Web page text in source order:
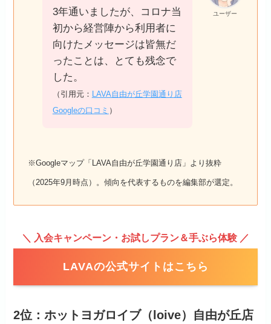
ユーザー
3年通いましたが、コロナ当
初から経営陣から利用者に
向けたメッセージは皆無だ
ったことは、とても残念で
した。
（引用元： LAVA自由が丘学園通り店
Googleの口コミ ）
※Googleマップ「LAVA自由が丘学園通り店」より抜粋
（2025年9月時点）。傾向を代表するものを編集部が選定。
＼ 入会キャンペーン・お試しプラン＆手ぶら体験 ／
LAVAの公式サイトはこちら
2位：ホットヨガロイブ（loive）自由が丘店